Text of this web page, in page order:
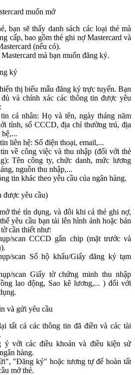
muốn mở
bạn sẽ thấy danh sách các loại thẻ mà
cấp, bao gồm thẻ ghi nợ Mastercard và
(nếu có).
mà bạn muốn đăng ký.
ký
thị biểu mẫu đăng ký trực tuyến. Bạn
và chính xác các thông tin được yêu
cá nhân: Họ và tên, ngày tháng năm
tính, số CCCD, địa chỉ thường trú, địa
liên hệ: Số điện thoại, email,...
về công việc và thu nhập (đối với thẻ
Tên công ty, chức danh, mức lương
nguồn thu nhập,...
tin khác theo yêu cầu của ngân hàng.
được yêu cầu)
thẻ tín dụng, và đôi khi cả thẻ ghi nợ,
yêu cầu bạn tải lên hình ảnh hoặc bản
cần thiết như:
scan CCCD gắn chip (mặt trước và
scan Sổ hộ khẩu/Giấy đăng ký tạm
scan Giấy tờ chứng minh thu nhập
lao động, Sao kê lương,... ) đối với
và gửi yêu cầu
tất cả các thông tin đã điền và các tài
ý với các điều khoản và điều kiện sử
hàng.
"Đăng ký" hoặc tương tự để hoàn tất
mở thẻ.